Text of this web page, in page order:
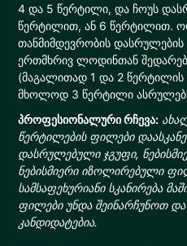
4 და 5 წერტილი, და ჩოუს
წერტილით, ან 6 წერტილით.
თანმიმდევრობის
ერთმხრივ ლოდინთან
(მაგალითად 1 და 2 წერტილის
მხოლოდ 3 წერტილი
პროფესიონალური რჩევა:
წერტილების ფილები
დასრულებული ჯგუფი,
ნებისმიერი იზოლირებული
სამსაფეხურიანი სკანირება
ფილები უნდა შეინარჩუნოთ
კანდიდატებია.